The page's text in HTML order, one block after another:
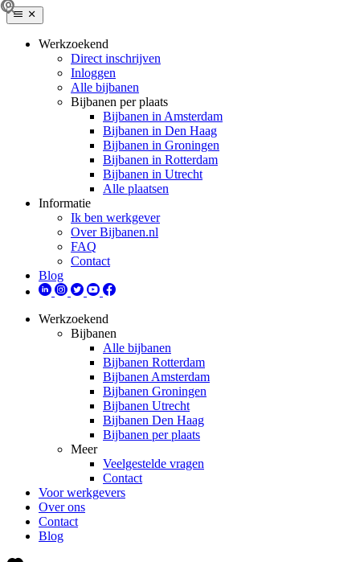
Werkzoekend
Direct inschrijven
Inloggen
Alle bijbanen
Bijbanen per plaats
Bijbanen in Amsterdam
Bijbanen in Den Haag
Bijbanen in Groningen
Bijbanen in Rotterdam
Bijbanen in Utrecht
Alle plaatsen
Informatie
Ik ben werkgever
Over Bijbanen.nl
FAQ
Contact
Blog
Werkzoekend
Bijbanen
Alle bijbanen
Bijbanen Rotterdam
Bijbanen Amsterdam
Bijbanen Groningen
Bijbanen Utrecht
Bijbanen Den Haag
Bijbanen per plaats
Meer
Veelgestelde vragen
Contact
Voor werkgevers
Over ons
Contact
Blog